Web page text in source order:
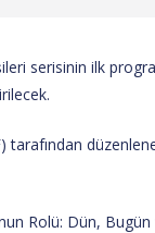
serisinin ilk
Rolü: Dün, Bugün